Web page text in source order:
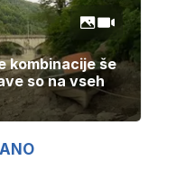
kombinacije še
so na vseh